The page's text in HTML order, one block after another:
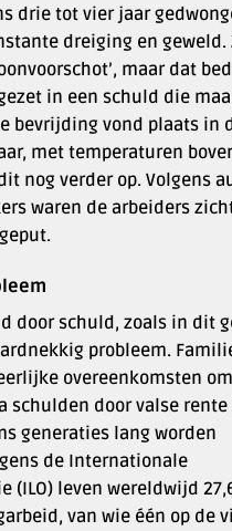
drie tot vier jaar
dreiging en geweld.
maar dat
in een schuld die
bevrijding vond plaats in
met temperaturen
nog verder op. Volgens
waren de arbeiders
door schuld, zoals in dit
probleem.
overeenkomsten
schulden door valse
generaties lang worden
de Internationale
(ILO) leven wereldwijd
van wie één op de